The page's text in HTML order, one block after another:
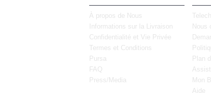
À propos de Nous
Informations sur la Livraison
Confidentialité et Vie Privée
Termes et Conditions
Pursa
FAQ
Press/Media
Nous
Plan
Mon
Aide